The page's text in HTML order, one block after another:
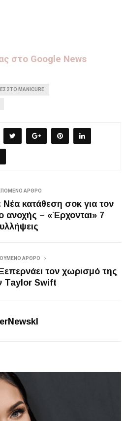
στo Google News
ΣΤΟ MANICURE
ΆΡΘΡΟ
κατάθεση σοκ για τον
ανοχής – «Έρχονται» 7
ΆΡΘΡΟ
τον χωρισμό της
Taylor Swift